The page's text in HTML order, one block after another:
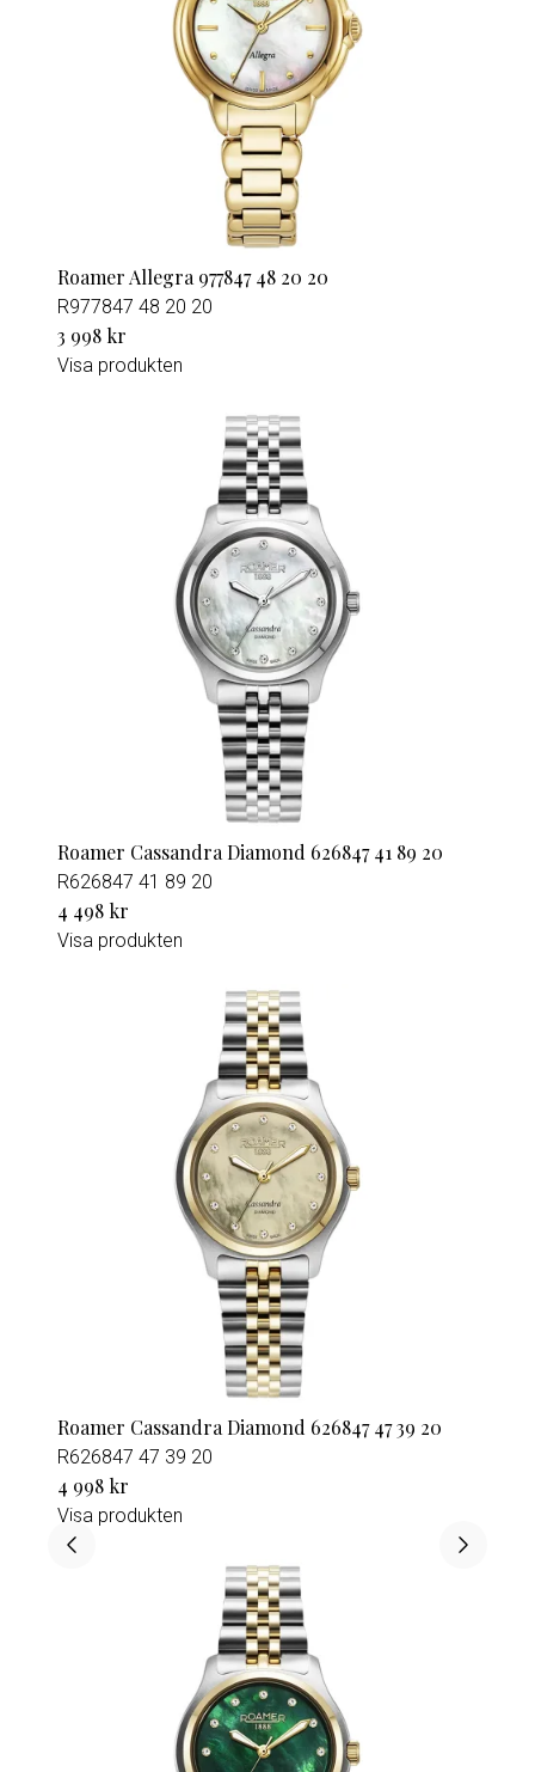
Roamer Allegra 977847 48 20 20
R977847 48 20 20
3 998 kr
Visa produkten
Roamer Cassandra Diamond 626847 41 89 20
R626847 41 89 20
4 498 kr
Visa produkten
Roamer Cassandra Diamond 626847 47 39 20
R626847 47 39 20
4 998 kr
Visa produkten